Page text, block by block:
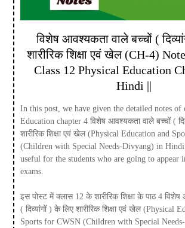
विशेष आवश्यकता वाले बच्चों (
शारीरिक शिक्षा एवं खेल (CH-4)
Class 12 Physical Education
Hindi ||
In this post, we have given the detailed notes of
Education chapter 4 विशेष आवश्यकता वाले बच्चों (
शारीरिक शिक्षा एवं खेल (Physical Education and
(Children with Special Needs-Divyang) in
useful for the students who are going to appear
exams.
इस पोस्ट में क्लास 12 के शारीरिक शिक्षा के पाठ 4
( दिव्यांगों ) के लिए शारीरिक शिक्षा एवं खेल (Physical
Sports for CWSN (Children with Special